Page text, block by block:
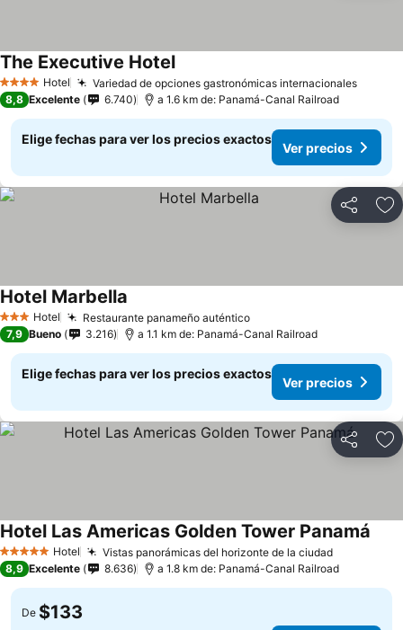
4 EstrellasHotel Variedad de opciones gastronómicas internacionalesVer
The Executive HotelVer precios
8,8 Excelente 6.740 a 1.6 km de: Panamá-Canal Railroad
Elige fechas para ver los precios exactos
Ver precios
Compartir
3 Estrellas
Hotel Restaurante panameño auténticoVer precios
Hotel Marbella
7,9 Bueno 3.216 a 1.1 km de: Panamá-Canal Railroad
Elige fechas para ver los precios exactos
Ver precios
Compartir
5 Estrellas Hotel Vistas panorámicas del horizonte de la ciudadVer
Hotel Las Americas Golden Tower Panamá
8,9 Excelente 8.636 a 1.8 km de: Panamá-Canal Railroad
De $133